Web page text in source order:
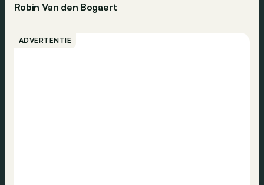
Robin Van den Bogaert
ADVERTENTIE